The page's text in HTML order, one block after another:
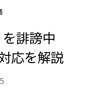
誹謗中
応を解説